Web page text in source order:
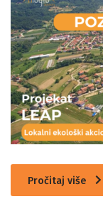
Pročitaj više